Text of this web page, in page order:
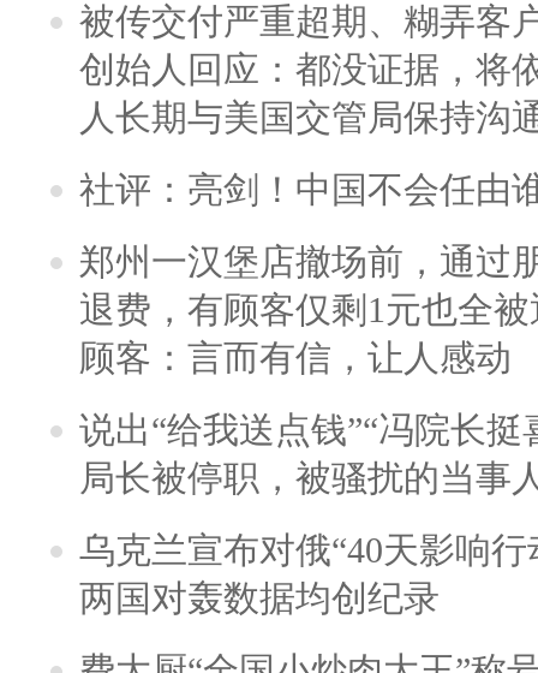
被传交付严重超期、糊弄客
创始人回应：都没证据，将
人长期与美国交管局保持沟
社评：亮剑！中国不会任由
郑州一汉堡店撤场前，通过
退费，有顾客仅剩1元也全
顾客：言而有信，让人感动
说出“给我送点钱”“冯院长
局长被停职，被骚扰的当事
乌克兰宣布对俄“40天影响
两国对轰数据均创纪录